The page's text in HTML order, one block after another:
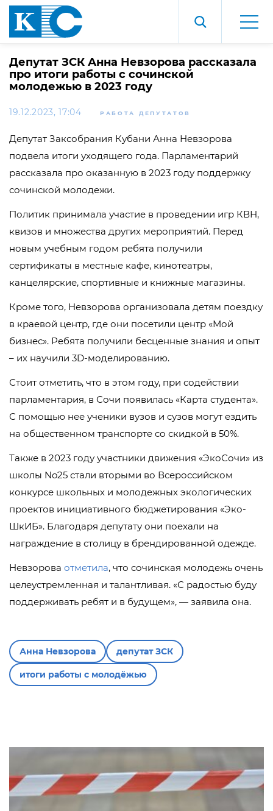
Депутат ЗСК Анна Невзорова рассказала
про итоги работы с сочинской
молодежью в 2023 году
19.12.2023, 17:04 РАБОТА ДЕПУТАТОВ
Депутат Заксобрания Кубани Анна Невзорова
подвела итоги уходящего года. Парламентарий
рассказала про оказанную в 2023 году поддержку
сочинской молодежи.
Политик принимала участие в проведении игр КВН,
квизов и множества других мероприятий. Перед
новым учебным годом ребята получили
сертификаты в местные кафе, кинотеатры,
канцелярские, спортивные и книжные магазины.
Кроме того, Невзорова организовала детям поездку
в краевой центр, где они посетили центр «Мой
бизнес». Ребята получили бесценные знания и опыт
– их научили 3D-моделированию.
Стоит отметить, что в этом году, при содействии
парламентария, в Сочи появилась «Карта студента».
С помощью нее ученики вузов и сузов могут ездить
на общественном транспорте со скидкой в 50%.
Также в 2023 году участники движения «ЭкоСочи» из
школы No25 стали вторыми во Всероссийском
конкурсе школьных и молодежных экологических
проектов инициативного бюджетирования «Эко-
ШкИБ». Благодаря депутату они поехали на
награждение в столицу в брендированной одежде.
Невзорова отметила, что сочинская молодежь очень
целеустремленная и талантливая. «С радостью буду
поддерживать ребят и в будущем», — заявила она.
Анна Невзорова депутат ЗСК
итоги работы с молодёжью